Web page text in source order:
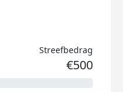
Streefbedrag
€500